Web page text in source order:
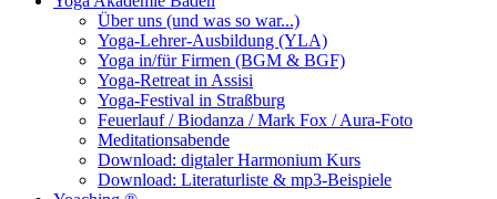
Über uns (und was so war...)
Yoga-Lehrer-Ausbildung (YLA)
Yoga in/für Firmen (BGM & BGF)
Yoga-Retreat in Assisi
Yoga-Festival in Straßburg
Feuerlauf / Biodanza / Mark Fox / Aura-Foto
Meditationsabende
Download: digtaler Harmonium Kurs
Download: Literaturliste & mp3-Beispiele